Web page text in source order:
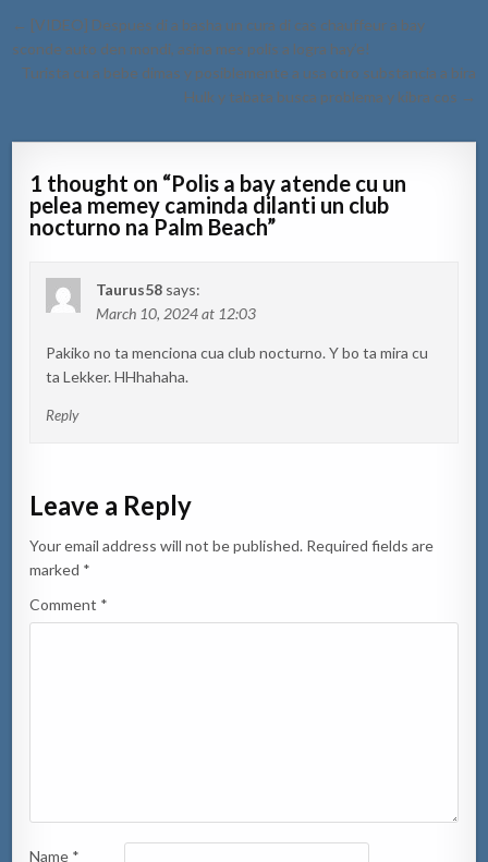
Post
navigation
← [VIDEO] Despues di a basha un cura di cas chauffeur a bay
sconde auto den mondi, asina mes polis a logra hay’e!
Turista cu a bebe dimas y posiblemente a usa otro substancia a bira
Hulk y tabata busca problema y kibra cos →
1 thought on “Polis a bay atende cu un
pelea memey caminda dilanti un club
nocturno na Palm Beach”
Taurus58 says:
March 10, 2024 at 12:03
Pakiko no ta menciona cua club nocturno. Y bo ta mira cu
ta Lekker. HHhahaha.
Reply
Leave a Reply
Your email address will not be published. Required fields are
marked *
Comment *
Name *